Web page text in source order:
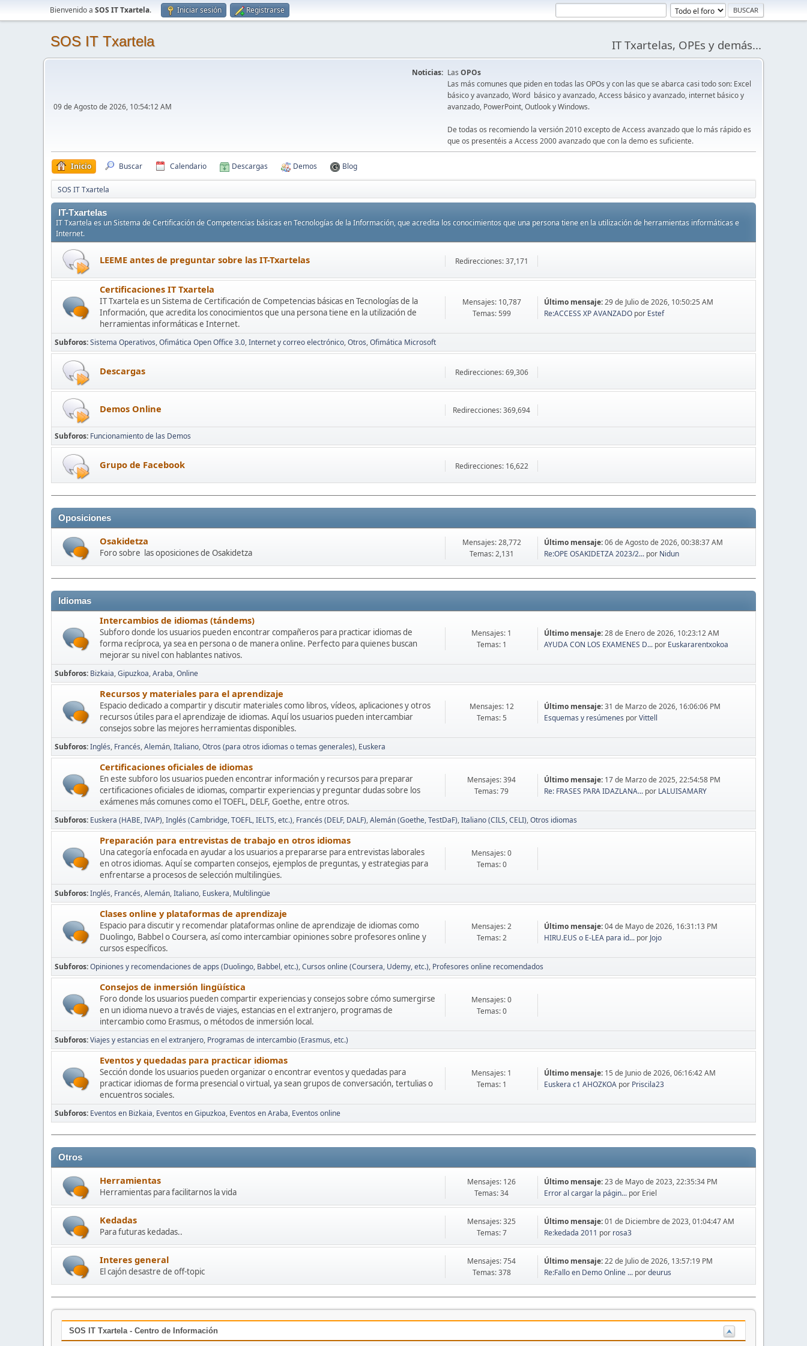
Bienvenido a SOS IT Txartela. Iniciar sesión Registrarse
SOS IT Txartela IT Txartelas, OPEs y demás...
09 de Agosto de 2026, 10:54:12 AM
Noticias: Las OPOs
Las más comunes que piden en todas las OPOs y con las que se abarca casi todo son: Excel
básico y avanzado, Word básico y avanzado, Access básico y avanzado, internet básico y
avanzado, PowerPoint, Outlook y Windows.
De todas os recomiendo la versión 2010 excepto de Access avanzado que lo más rápido es
que os presentéis a Access 2000 avanzado que con la demo es suficiente.
Inicio Buscar Calendario Descargas Demos Blog
SOS IT Txartela
IT-Txartelas
IT Txartela es un Sistema de Certificación de Competencias básicas en Tecnologías de la Información, que acredita los conocimientos que una persona tiene en la utilización de herramientas informáticas e
Internet.
LEEME antes de preguntar sobre las IT-Txartelas Redirecciones: 37,171
Certificaciones IT Txartela
IT Txartela es un Sistema de Certificación de Competencias básicas en Tecnologías de la
Información, que acredita los conocimientos que una persona tiene en la utilización de
herramientas informáticas e Internet.
Mensajes: 10,787
Temas: 599
Último mensaje:29 de Julio de 2026, 10:50:25 AM
Re:ACCESS XP AVANZADO por Estef
Subforos Sistema Operativos Ofimática Open Office 3.0 Internet y correo electrónico Otros Ofimática Microsoft
Descargas Redirecciones: 69,306
Demos Online Redirecciones: 369,694
Subforos Funcionamiento de las Demos
Grupo de Facebook Redirecciones: 16,622
Oposiciones
Osakidetza
Foro sobre las oposiciones de Osakidetza
Mensajes: 28,772
Temas: 2,131
Último mensaje:06 de Agosto de 2026, 00:38:37 AM
Re:OPE OSAKIDETZA 2023/2... por Nidun
Idiomas
Intercambios de idiomas (tándems)
Subforo donde los usuarios pueden encontrar compañeros para practicar idiomas de
forma recíproca, ya sea en persona o de manera online. Perfecto para quienes buscan
mejorar su nivel con hablantes nativos.
Mensajes: 1
Temas: 1
Último mensaje:28 de Enero de 2026, 10:23:12 AM
AYUDA CON LOS EXAMENES D... por Euskararentxokoa
Subforos Bizkaia Gipuzkoa Araba Online
Recursos y materiales para el aprendizaje
Espacio dedicado a compartir y discutir materiales como libros, vídeos, aplicaciones y otros
recursos útiles para el aprendizaje de idiomas. Aquí los usuarios pueden intercambiar
consejos sobre las mejores herramientas disponibles.
Mensajes: 12
Temas: 5
Último mensaje:31 de Marzo de 2026, 16:06:06 PM
Esquemas y resúmenes porVittell
Subforos Inglés Francés Alemán Italiano Otros (para otros idiomas o temas generales) Euskera
Certificaciones oficiales de idiomas
En este subforo los usuarios pueden encontrar información y recursos para preparar
certificaciones oficiales de idiomas, compartir experiencias y preguntar dudas sobre los
exámenes más comunes como el TOEFL, DELF, Goethe, entre otros.
Mensajes: 394
Temas: 79
Último mensaje: 17 de Marzo de 2025, 22:54:58 PM
Re: FRASES PARA IDAZLANA... por LALUISAMARY
Subforos Euskera (HABE, IVAP) Inglés (Cambridge, TOEFL, IELTS, etc.) Francés (DELF, DALF) Alemán (Goethe, TestDaF) Italiano (CILS, CELI) Otros idiomas
Preparación para entrevistas de trabajo en otros idiomas
Una categoría enfocada en ayudar a los usuarios a prepararse para entrevistas laborales
en otros idiomas. Aquí se comparten consejos, ejemplos de preguntas, y estrategias para
enfrentarse a procesos de selección multilingües.
Mensajes: 0
Temas: 0
Subforos Inglés Francés Alemán Italiano Euskera Multilingüe
Clases online y plataformas de aprendizaje
Espacio para discutir y recomendar plataformas online de aprendizaje de idiomas como
Duolingo, Babbel o Coursera, así como intercambiar opiniones sobre profesores online y
cursos específicos.
Mensajes: 2
Temas: 2
Último mensaje:04 de Mayo de 2026, 16:31:13 PM
HIRU.EUS o E-LEA para id... por Jojo
Subforos Opiniones y recomendaciones de apps (Duolingo, Babbel, etc.) Cursos online (Coursera, Udemy, etc.) Profesores online recomendados
Consejos de inmersión lingüística
Foro donde los usuarios pueden compartir experiencias y consejos sobre cómo sumergirse
en un idioma nuevo a través de viajes, estancias en el extranjero, programas de
intercambio como Erasmus, o métodos de inmersión local.
Mensajes: 0
Temas: 0
Subforos Viajes y estancias en el extranjero Programas de intercambio (Erasmus, etc.)
Eventos y quedadas para practicar idiomas
Sección donde los usuarios pueden organizar o encontrar eventos y quedadas para
practicar idiomas de forma presencial o virtual, ya sean grupos de conversación, tertulias o
encuentros sociales.
Mensajes: 1
Temas: 1
Último mensaje: 15 de Junio de 2026, 06:16:42 AM
Euskera c1 AHOZKOA por Priscila23
Subforos Eventos en Bizkaia Eventos en Gipuzkoa Eventos en Araba Eventos online
Otros
Herramientas
Herramientas para facilitarnos la vida
Mensajes: 126
Temas: 34
Último mensaje:23 de Mayo de 2023, 22:35:34 PM
Error al cargar la págin... por Eriel
Kedadas
Para futuras kedadas..
Mensajes: 325
Temas: 7
Último mensaje:01 de Diciembre de 2023, 01:04:47 AM
Re:kedada 2011 por rosa3
Interes general
El cajón desastre de off-topic
Mensajes: 754
Temas: 378
Último mensaje:22 de Julio de 2026, 13:57:19 PM
Re:Fallo en Demo Online ... pordeurus
SOS IT Txartela - Centro de Información